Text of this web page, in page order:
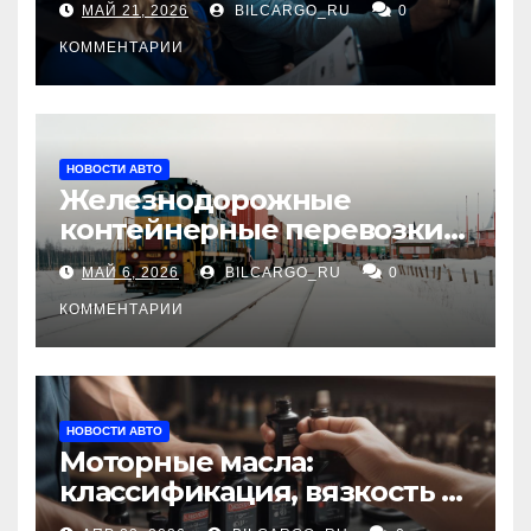
МАЙ 21, 2026 BILCARGO_RU 0
КОММЕНТАРИИ
НОВОСТИ АВТО
Железнодорожные
контейнерные перевозки
из Китая в Россию:
маршруты, сроки и
требования
МАЙ 6, 2026 BILCARGO_RU 0
КОММЕНТАРИИ
НОВОСТИ АВТО
Моторные масла:
классификация, вязкость и
рекомендации по выбору